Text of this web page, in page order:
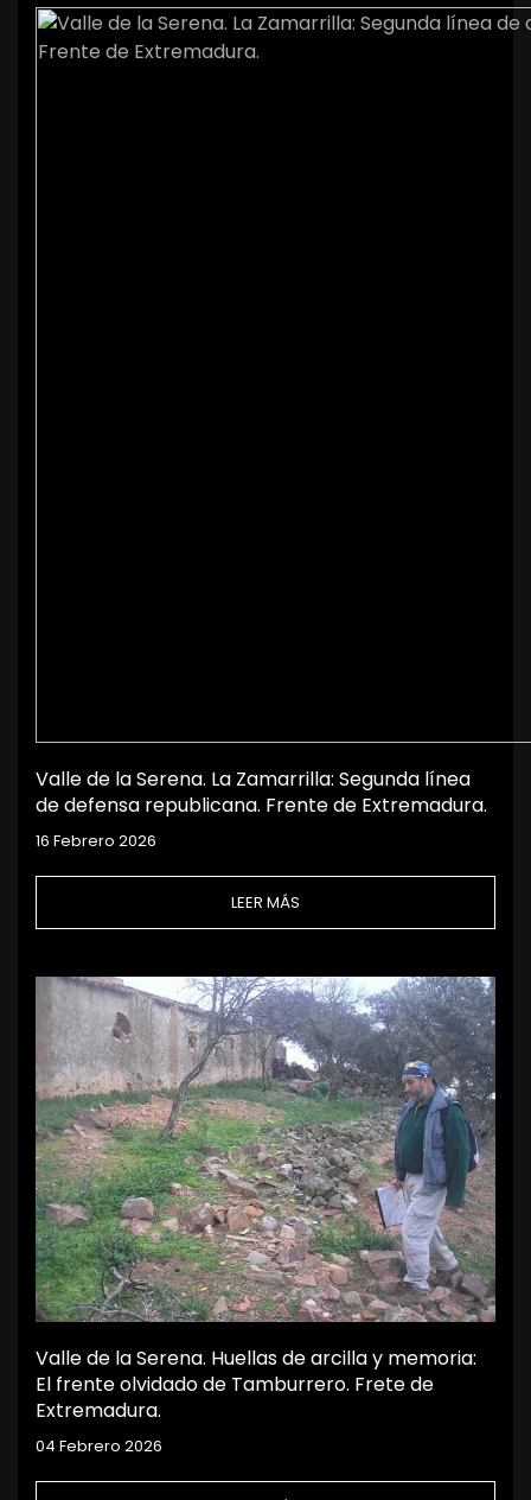
Valle de la Serena. La Zamarrilla: Segunda línea
de defensa republicana. Frente de Extremadura.
16 Febrero 2026
LEER MÁS
Valle de la Serena. Huellas de arcilla y memoria:
El frente olvidado de Tamburrero. Frete de
Extremadura.
04 Febrero 2026